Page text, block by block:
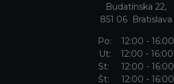
Budatínska 22,
851 06 Bratislava
Po: 12:00 - 16:00
Ut: 12:00 - 16:00
St: 12:00 - 16:00
Št: 12:00 - 16:00